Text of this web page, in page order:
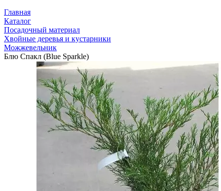
Главная
Каталог
Посадочный материал
Хвойные деревья и кустарники
Можжевельник
Блю Спакл (Blue Sparkle)